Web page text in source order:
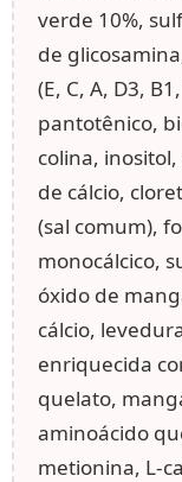
verde 10%,
de
(E, C, A, D3,
pantotênico,
colina,
de cálcio,
(sal comum),
monocálcico,
óxido de
cálcio,
enriquecida
quelato,
aminoácido
metionina, L-